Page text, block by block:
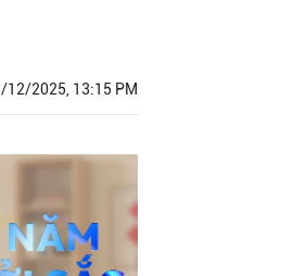
12/2025, 13:15 PM